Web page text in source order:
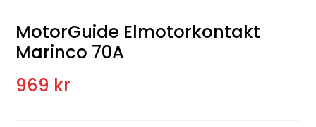
MotorGuide Elmotorkontakt
Marinco 70A
969 kr